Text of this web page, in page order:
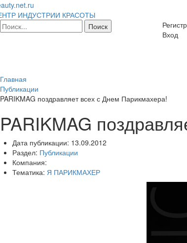
ИНДУСТРИИ КРАСОТЫ
Вход
Главная
Публикации
PARIKMAG поздравляет всех с Днем Парикмахера!
PARIKMAG
Дата публикации: 13.09.2012
Раздел: Публикации
Компания:
Тематика: Я ПАРИКМАХЕР